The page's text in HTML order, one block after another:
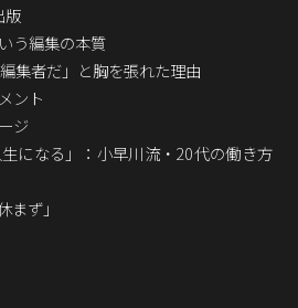
アン」アーカイブ
版
う編集の本質
集者だ」と胸を張れた理由
ント
ジ
生になる」：小早川流・20代の働き方
まず」